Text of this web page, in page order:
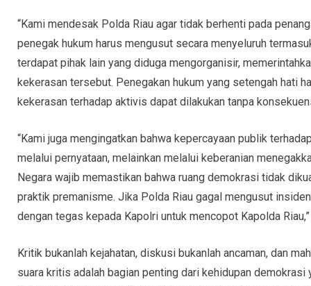
“Kami mendesak Polda Riau agar tidak berhenti pada
penegak hukum harus mengusut secara menyeluruh
terdapat pihak lain yang diduga mengorganisir,
kekerasan tersebut. Penegakan hukum yang setengah hati
kekerasan terhadap aktivis dapat dilakukan tanpa
“Kami juga mengingatkan bahwa kepercayaan publik
melalui pernyataan, melainkan melalui keberanian
Negara wajib memastikan bahwa ruang demokrasi tidak
praktik premanisme. Jika Polda Riau gagal mengusut
dengan tegas kepada Kapolri untuk mencopot Kapolda
Kritik bukanlah kejahatan, diskusi bukanlah ancaman, dan
suara kritis adalah bagian penting dari kehidupan demokrasi